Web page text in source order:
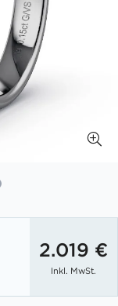
2.019 €
Inkl. MwSt.